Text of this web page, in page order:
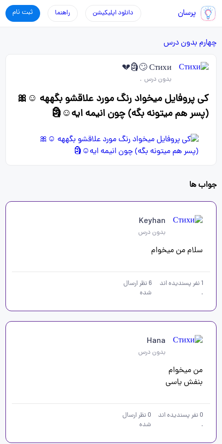
پرسان ثبت نام راهنما دانلود اپلیکیشن
چهارم بدون درس
Стихи 🙄🗿💔
بدون درس .
کی پروفایل میخواد رنگ مورد علاقشو بگههه ☺️🎀
(پسر هم میتونه بگه) چون انیمه ایه☺️🗿
جواب ها
Keyhan
بدون درس
سلام من میخوام
1نفر پسندیده اند
.
6نظر ارسال
شده
Hana
بدون درس
بنفش یاسی
0نفر پسندیده اند
.
0نظر ارسال
شده